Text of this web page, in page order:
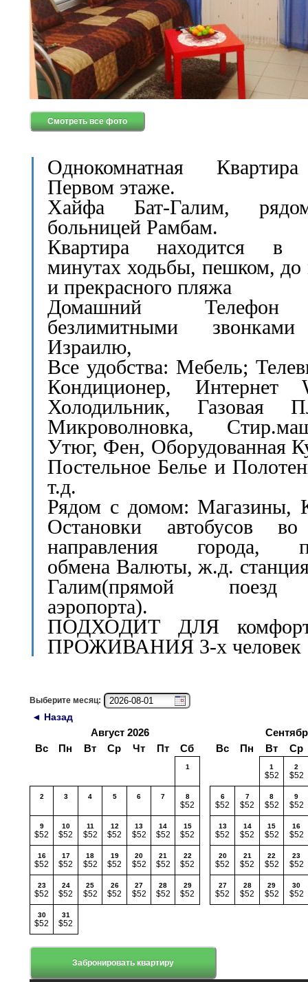
Смотреть все фото
Однокомнатная
Первом этаже.
Хайфа Бат-Галим,
больницей Рамбам.
Квартира находится в
минутах ходьбы, пешком, до
и прекрасного пляжа
Домашний
безлимитными
Израилю,
Все удобства: Мебель;
Кондиционер, Интернет
Холодильник, Газовая
Микроволновка,
Утюг, Фен, Оборудованная
Постельное Белье и
т.д.
Рядом с домом: Магазины,
Остановки автобусов
направления города,
обмена Валюты, ж.д.
Галим(прямой
аэропорта).
ПОДХОДИТ ДЛЯ
ПРОЖИВАНИЯ 3-х человек
Выберите месяц:
◄ Назад
Август 2026
Вс
Пн Вт Ср Чт Пт Сб Вс Пн Вт Ср
1 1
$52
2
$52
2 3 4 5 6 7 8
$52
6
$52
7
$52
8
$52
9
$52
9
$52
10
$52
11
$52
12
$52
13
$52
14
$52
15
$52
13
$52
14
$52
15
$52
16
$52
16
$52
17
$52
18
$52
19
$52
20
$52
21
$52
22
$52
20
$52
21
$52
22
$52
23
$52
23
$52
24
$52
25
$52
26
$52
27
$52
28
$52
29
$52
27
$52
28
$52
29
$52
30
$52
30
$52
31
$52
Забронировать квартиру